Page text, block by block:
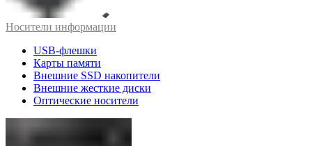
Носители информации
USB-флешки
Карты памяти
Внешние SSD накопители
Внешние жесткие диски
Оптические носители